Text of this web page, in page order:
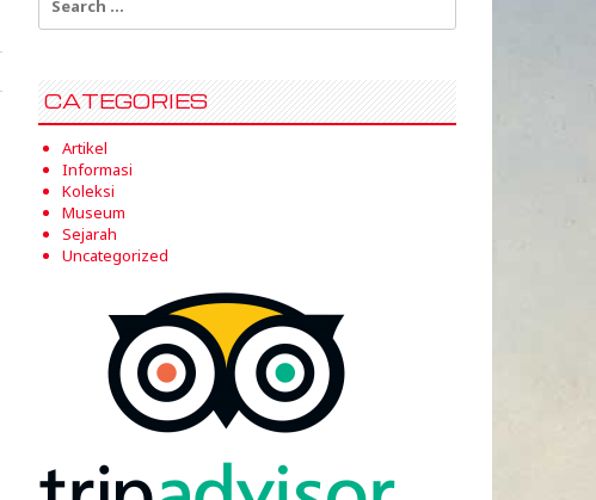
for:
CATEGORIES
Artikel
Informasi
Koleksi
Museum
Sejarah
Uncategorized